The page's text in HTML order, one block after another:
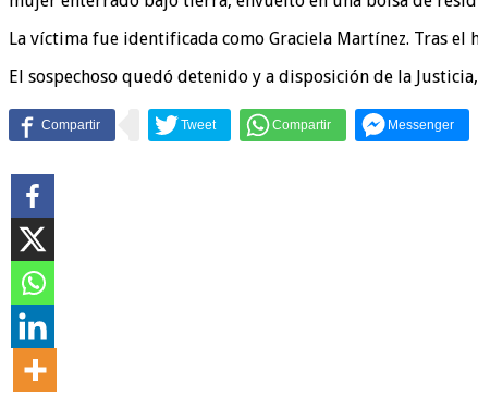
La víctima fue identificada como Graciela Martínez. Tras
El sospechoso quedó detenido y a disposición de la